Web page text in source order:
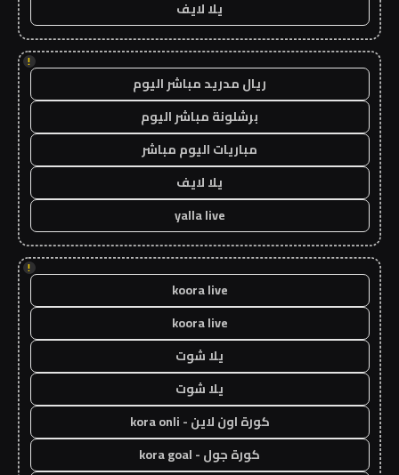
يلا لايف
!
ريال مدريد مباشر اليوم
برشلونة مباشر اليوم
مباريات اليوم مباشر
يلا لايف
yalla live
!
koora live
koora live
يلا شوت
يلا شوت
كورة اون لاين - kora onli
كورة جول - kora goal